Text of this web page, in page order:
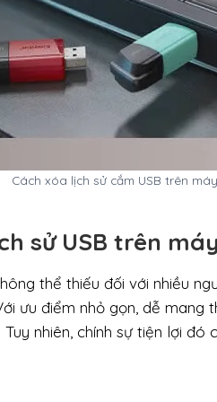
Cách xóa lịch sử cắm USB trên
sử USB trên
thể thiếu đối với nhiều
ưu điểm nhỏ gọn, dễ
nhiên, chính sự tiện lợi